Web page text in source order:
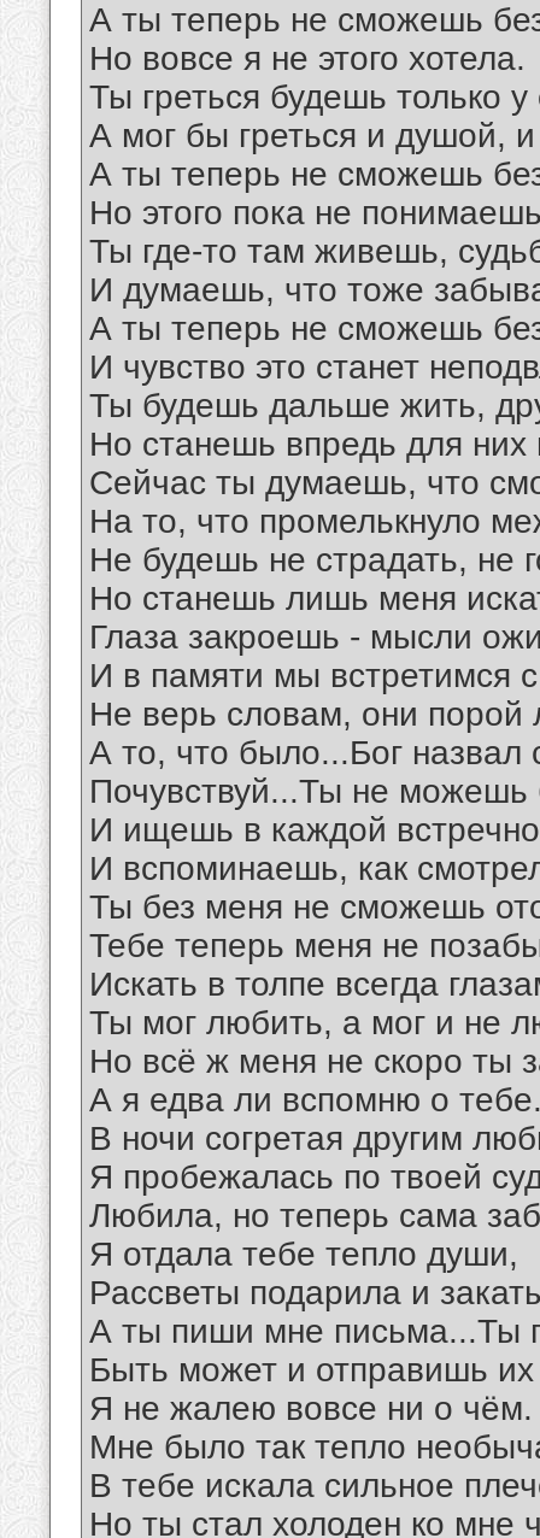
А ты теперь не сможешь
Но вовсе я не этого хотела.
Ты греться будешь только у
А мог бы греться и душой,
А ты теперь не сможешь
Но этого пока не
Ты где-то там живешь,
И думаешь, что тоже
А ты теперь не сможешь
И чувство это станет
Ты будешь дальше жить,
Но станешь впредь для
Сейчас ты думаешь, что
На то, что промелькнуло
Не будешь не страдать, не
Но станешь лишь меня
Глаза закроешь - мысли
И в памяти мы встретимся
Не верь словам, они порой
А то, что было...Бог назвал
Почувствуй...Ты не можешь
И ищешь в каждой
И вспоминаешь, как
Ты без меня не сможешь
Тебе теперь меня не
Искать в толпе всегда
Ты мог любить, а мог и не
Но всё ж меня не скоро ты
А я едва ли вспомню о
В ночи согретая другим
Я пробежалась по твоей
Любила, но теперь сама
Я отдала тебе тепло души,
Рассветы подарила и
А ты пиши мне письма...Ты
Быть может и отправишь их
Я не жалею вовсе ни о чём.
Мне было так тепло
В тебе искала сильное
Но ты стал холоден ко мне